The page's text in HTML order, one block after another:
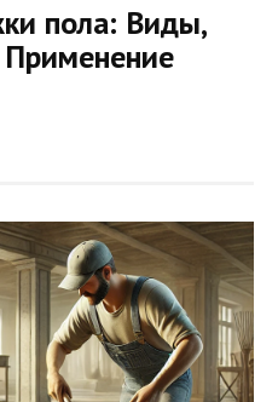
пола: Виды,